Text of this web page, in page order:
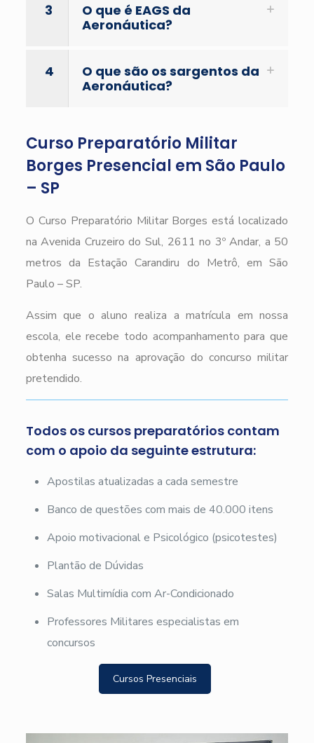
3
O que é EAGS da
Aeronáutica?
4
O que são os sargentos da
Aeronáutica?
Curso Preparatório Militar
Borges Presencial em São Paulo
– SP
O Curso Preparatório Militar Borges está localizado
na Avenida Cruzeiro do Sul, 2611 no 3º Andar, a 50
metros da Estação Carandiru do Metrô, em São
Paulo – SP.
Assim que o aluno realiza a matrícula em nossa
escola, ele recebe todo acompanhamento para que
obtenha sucesso na aprovação do concurso militar
pretendido.
Todos os cursos preparatórios contam
com o apoio da seguinte estrutura:
Apostilas atualizadas a cada semestre
Banco de questões com mais de 40.000 itens
Apoio motivacional e Psicológico (psicotestes)
Plantão de Dúvidas
Salas Multimídia com Ar-Condicionado
Professores Militares especialistas em
concursos
Cursos Presenciais